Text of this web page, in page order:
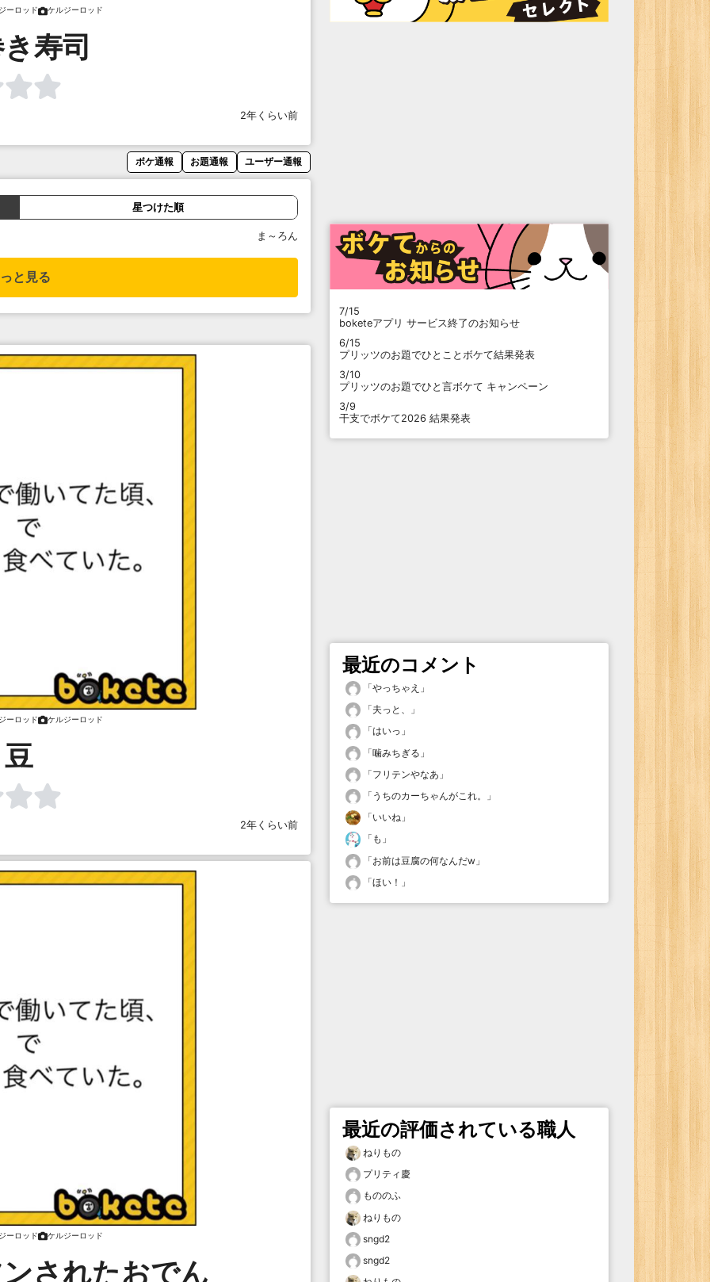
ーロッド ケルジーロッド
寿司
2年くらい前
ボケ通報 お題通報 ユーザー通報
星つけた順
ま～ろん
と見る
ーロッド ケルジーロッド
豆
2年くらい前
ーロッド ケルジーロッド
されたおでん
7/15
boketeアプリ サービス終了のお知らせ
6/15
プリッツのお題でひとことボケて結果発表
3/10
プリッツのお題でひと言ボケて キャンペーン
3/9
干支でボケて2026 結果発表
最近のコメント
「やっちゃえ 」
「夫っと、
」
「はいっ 」
「噛みちぎる 」
「フリテンやなあ 」
「 うちのカーちゃんがこれ。
」
「いいね 」
「 も 」
「お前は豆腐の何なんだw 」
「ほい！ 」
最近の評価されている職人
ねりもの
プリティ慶
もののふ
ねりもの
sngd2
sngd2